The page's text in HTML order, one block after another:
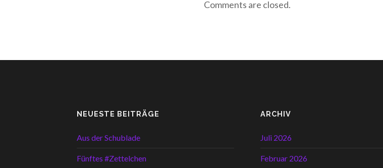
Comments are closed.
NEUESTE BEITRÄGE
Aus der Schublade
Fünftes #Zettelchen
ARCHIV
Juli 2026
Februar 2026